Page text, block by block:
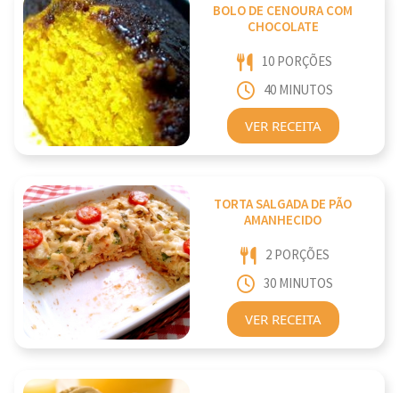
BOLO DE CENOURA COM
CHOCOLATE
10 PORÇÕES
40 MINUTOS
VER RECEITA
TORTA SALGADA DE PÃO
AMANHECIDO
2 PORÇÕES
30 MINUTOS
VER RECEITA